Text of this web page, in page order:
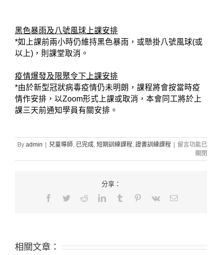
黑色暴雨及八號風球上課安排
*如上課前兩小時仍維持黑色暴雨，或懸掛八號風球(或
以上)，則課堂取消。
疫情爆發及限聚令下上課安排
*由於新型冠狀病毒疫情仍未明朗，課程將會按當時疫
情作安排，以Zoom形式上課或取消，本會同工將於上
課三天前通知學員有關安排。
By admin | 兒童導師 已完成 短期訓練課程 證書訓練課程 | 在
〈231A12
積
之
中
留言功能已
關閉
分享：
Facebook
TwitterRedditLinkedInTumblr Pinterest
Vk Email:
相關文章：